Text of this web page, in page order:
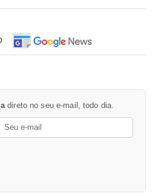
direto no seu e-mail, todo dia.